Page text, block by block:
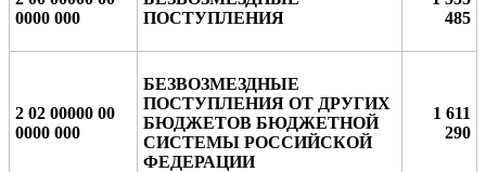
0000 000
ПОСТУПЛЕНИЯ
485
2 02 00000 00
0000 000
БЕЗВОЗМЕЗДНЫЕ
ПОСТУПЛЕНИЯ ОТ ДРУГИХ
БЮДЖЕТОВ БЮДЖЕТНОЙ
СИСТЕМЫ РОССИЙСКОЙ
ФЕДЕРАЦИИ
1 611
290